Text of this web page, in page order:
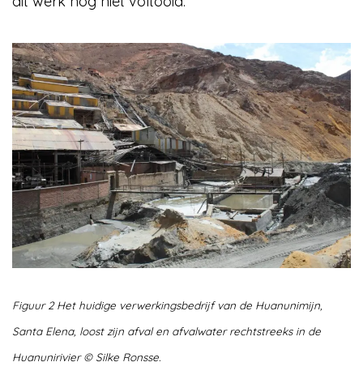
Figuur 2 Het huidige verwerkingsbedrijf van de Huanunimijn,
Santa Elena, loost zijn afval en afvalwater rechtstreeks in de
Huanunirivier © Silke Ronsse.